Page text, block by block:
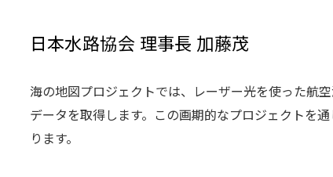
日本水路協会 理事長 加藤茂
海の地図プロジェクトでは、レーザー光を使った航
データを取得します。この画期的なプロジェクトを
ります。